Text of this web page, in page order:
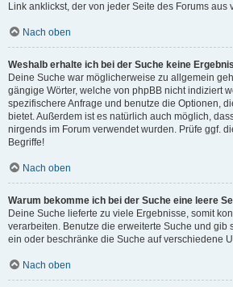
Link anklickst, der von jeder Seite des Forums aus
Nach oben
Weshalb erhalte ich bei der Suche keine
Deine Suche war möglicherweise zu allgemein
gängige Wörter, welche von phpBB nicht indiziert
spezifischere Anfrage und benutze die Optionen,
bietet. Außerdem ist es natürlich auch möglich,
nirgends im Forum verwendet wurden. Prüfe ggf.
Begriffe!
Nach oben
Warum bekomme ich bei der Suche eine leere
Deine Suche lieferte zu viele Ergebnisse, somit
verarbeiten. Benutze die erweiterte Suche und gib
ein oder beschränke die Suche auf verschiedene
Nach oben